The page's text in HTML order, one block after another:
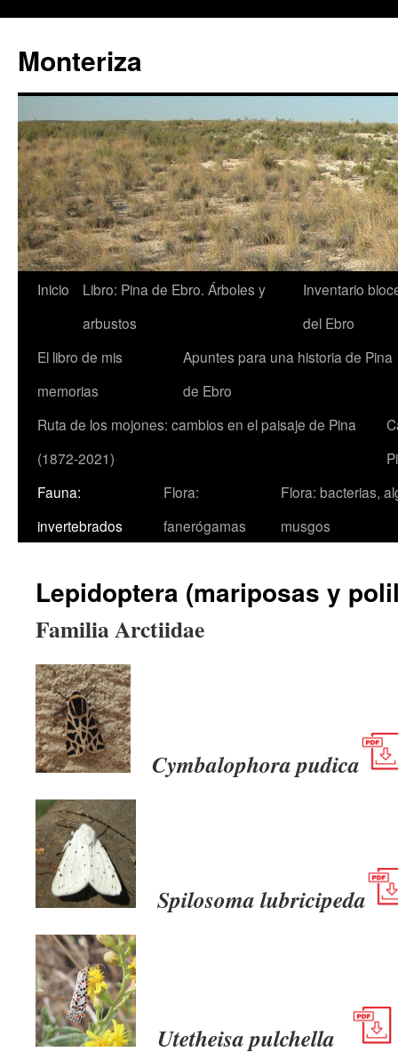
Monteriza
Saltar
contenido
Inicio
Libro: Pina de Ebro. Árboles y
arbustos
Inventario
del Ebro
El libro de mis
memorias
Apuntes para una historia de Pina
de Ebro
Ruta de los mojones: cambios en el paisaje de Pina
(1872-2021)
Fauna:
invertebrados
Flora:
fanerógamas
Flora: bacterias,
musgos
Lepidoptera (mariposas y
Familia Arctiidae
Cymbalophora pudica
Spilosoma lubricipeda
Utetheisa pulchella